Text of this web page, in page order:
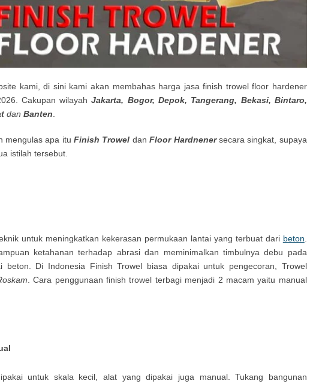
kami, di sini kami akan membahas harga jasa finish trowel floor hardener
Cakupan wilayahJakarta, Bogor, Depok, Tangerang, Bekasi, Bintaro,
dan Banten.
mengulas apa ituFinish Trowel danFloor Hardnenersecara singkat, supaya
istilah tersebut.
untuk meningkatkan kekerasan permukaan lantai yang terbuat dari beton.
ketahanan terhadap abrasi dan meminimalkan timbulnya debu pada
beton. Di Indonesia Finish Trowel biasa dipakai untuk pengecoran, Trowel
. Cara penggunaan finish trowel terbagi menjadi 2 macam yaitu manual
untuk skala kecil, alat yang dipakai juga manual. Tukang bangunan